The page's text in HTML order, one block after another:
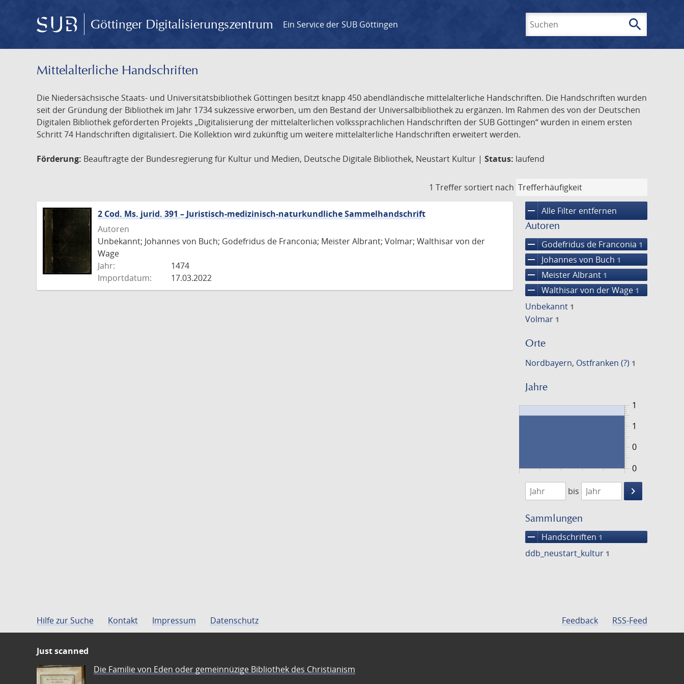
Göttinger Digitalisierungszentrum Ein Service der SUB Göttingen search
Mittelalterliche Handschriften
Die Niedersächsische Staats- und Universitätsbibliothek Göttingen besitzt knapp 450 abendländische mittelalterliche Handschriften. Die Handschriften wurden
seit der Gründung der Bibliothek im Jahr 1734 sukzessive erworben, um den Bestand der Universalbibliothek zu ergänzen. Im Rahmen des von der Deutschen
Digitalen Bibliothek geförderten Projekts „Digitalisierung der mittelalterlichen volkssprachlichen Handschriften der SUB Göttingen“ wurden in einem ersten
Schritt 74 Handschriften digitalisiert. Die Kollektion wird zukünftig um weitere mittelalterliche Handschriften erweitert werden.
Förderung: Beauftragte der Bundesregierung für Kultur und Medien, Deutsche Digitale Bibliothek, Neustart Kultur | Status: laufend
1 Treffer sortiert nach
remove Alle Filter entfernen
Autoren
remove Godefridus de Franconia 1
remove Johannes von Buch 1
remove Meister Albrant 1
remove Walthisar von der Wage 1
Unbekannt 1
Volmar 1
Orte
Nordbayern, Ostfranken (?) 1
Jahre
0
1
0
1
1474
1475
bis
keyboard_arrow_right
Suche
Sammlungen
remove Handschriften 1
ddb_neustart_kultur 1
2 Cod. Ms. jurid. 391 – Juristisch-medizinisch-naturkundliche Sammelhandschrift
Autoren
Unbekannt; Johannes von Buch; Godefridus de Franconia; Meister Albrant; Volmar; Walthisar von der
Wage
Jahr:
1474
Importdatum:
17.03.2022
Hilfe zur Suche Kontakt Impressum Datenschutz Feedback RSS-Feed
Just scanned
Die Familie von Eden oder gemeinnüzige Bibliothek des Christianism